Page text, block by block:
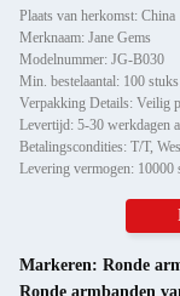
Plaats van herkomst: China
Merknaam: Jane Gems
Modelnummer: JG-B030
Min. bestelaantal: 100 stuks
Verpakking Details: Veilig
Levertijd: 5-30 werkdagen
Betalingscondities: T/T,
Levering vermogen: 10000
Markeren: Ronde
Ronde armbanden